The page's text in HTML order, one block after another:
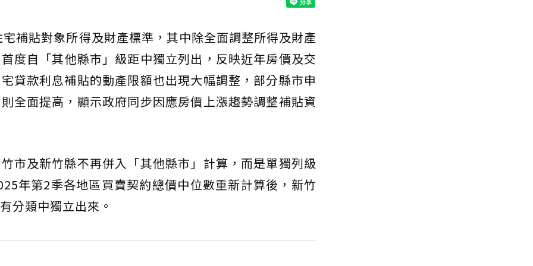
補貼對象所得及財產標準，其中除全面調整所得及財產
度自「其他縣市」級距中獨立列出，反映近年房價及交
貸款利息補貼的動產限額也出現大幅調整，部分縣市申
全面提高，顯示政府同步因應房價上漲趨勢調整補貼資
市及新竹縣不再併入「其他縣市」計算，而是單獨列級
年第2季各地區買賣契約總價中位數重新計算後，新竹
分類中獨立出來。